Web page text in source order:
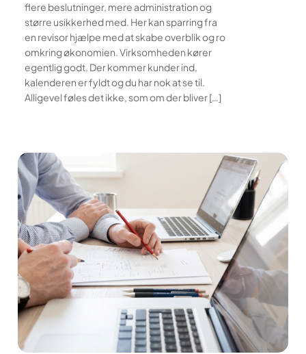
flere beslutninger, mere administration og
større usikkerhed med. Her kan sparring fra
en revisor hjælpe med at skabe overblik og ro
omkring økonomien. Virksomheden kører
egentlig godt. Der kommer kunder ind,
kalenderen er fyldt og du har nok at se til.
Alligevel føles det ikke, som om der bliver […]